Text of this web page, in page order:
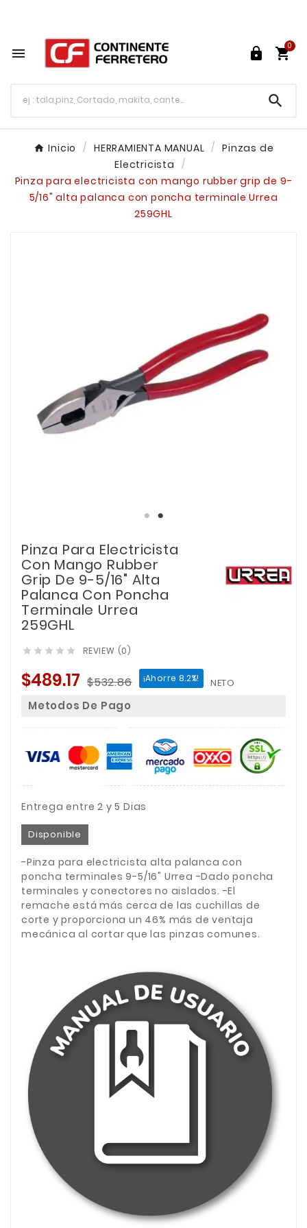
  
0

Inicio HERRAMIENTA MANUAL
Pinzas de
Electricista
Pinza para electricista con mango rubber grip de 9-
5/16" alta palanca con poncha terminale Urrea
259GHL
Pinza Para Electricista
Con Mango Rubber
Grip De 9-5/16" Alta
Palanca Con Poncha
Terminale Urrea
259GHL
     REVIEW (0)
$489.17 $532.86 ¡Ahorre 8.2%! NETO
Metodos De Pago
Entrega entre 2 y 5 Dias
Disponible
-Pinza para electricista alta palanca con
poncha terminales 9-5/16" Urrea -Dado poncha
terminales y conectores no aislados. -El
remache está más cerca de las cuchillas de
corte y proporciona un 46% más de ventaja
mecánica al cortar que las pinzas comunes.